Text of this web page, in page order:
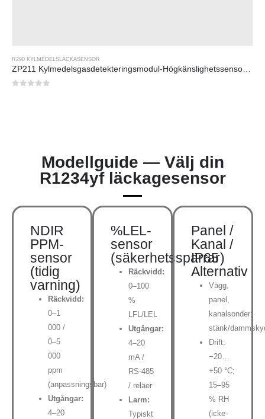
R290 KYLMEDELSLÄCKASENSOR
Modellguide — Välj din
R1234yf läckagesensor
NDIR
PPM-
sensor
(tidig
varning)
Räckvidd:
0–1
000 /
0–5
000
ppm
(anpassningsbar)
Utgångar:
4–20
%LEL-
sensor
(säkerhetsspärrar)
Räckvidd:
0–100
%
LFL/LEL
Utgångar:
4–20
mA /
RS-485
/ reläer
Larm:
Typiskt
Panel /
Kanal /
IP65
Alternativ
Vägg,
panel,
kanalsonder;
stänk/
Drift:
−20…
+50 °C;
15–95
% RH
(icke-